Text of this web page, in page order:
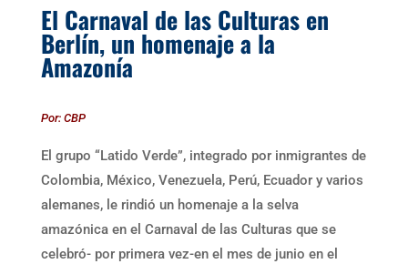
El Carnaval de las Culturas en
Berlín, un homenaje a la
Amazonía
Por: CBP
El grupo “Latido Verde”, integrado por inmigrantes de
Colombia, México, Venezuela, Perú, Ecuador y varios
alemanes, le rindió un homenaje a la selva
amazónica en el Carnaval de las Culturas que se
celebró- por primera vez-en el mes de junio en el